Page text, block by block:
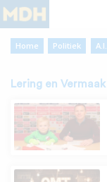
Home Politiek A.I.
Lering en Vermaak